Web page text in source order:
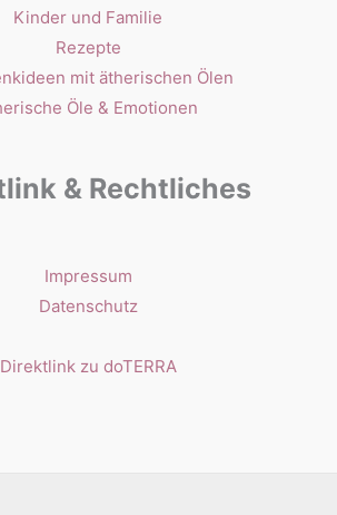
Kinder und Familie
Rezepte
mit ätherischen Ölen
Öle & Emotionen
& Rechtliches
Impressum
Datenschutz
Direktlink zu doTERRA